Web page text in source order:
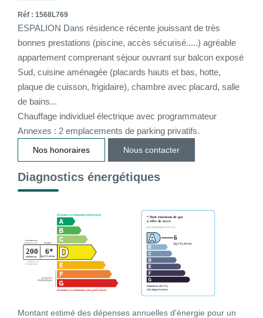
Nous Rejoindre
CONTACT
CONNEXION
Réf : 1568L769
ESPALION Dans résidence récente jouissant de très
bonnes prestations (piscine, accès sécurisé.....) agréable
appartement comprenant séjour ouvrant sur balcon exposé
Sud, cuisine aménagée (placards hauts et bas, hotte,
plaque de cuisson, frigidaire), chambre avec placard, salle
de bains...
Chauffage individuel électrique avec programmateur
Annexes : 2 emplacements de parking privatifs.
Nos honoraires Nous contacter
Diagnostics énergétiques
Montant estimé des dépenses annuelles d'énergie pour un